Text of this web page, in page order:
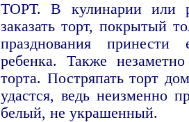
ТОРТ. В кулинарии или
заказать торт, покрытый
празднования
ребенка. Также
торта. Постряпать торт
удастся, ведь неизменно
белый, не украшенный.